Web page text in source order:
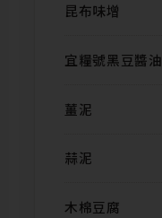
昆布味增
宜糧號黑豆醬油
薑泥
蒜泥
木棉豆腐